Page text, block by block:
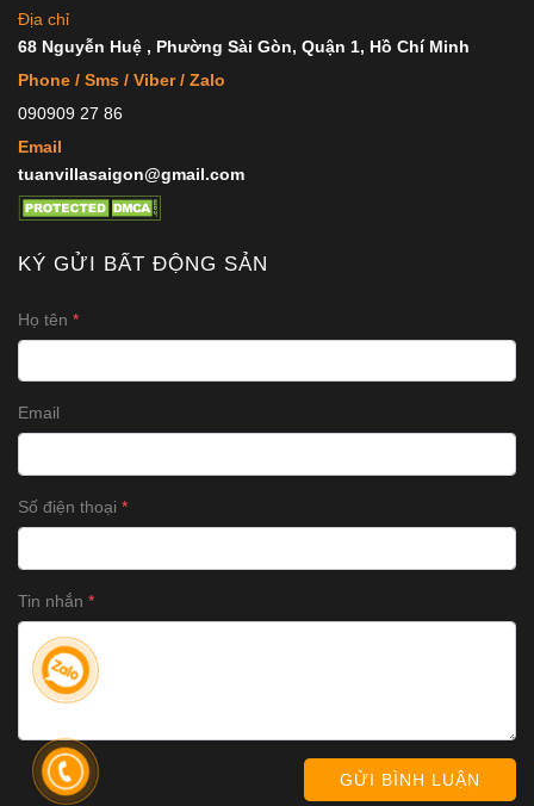
Địa chỉ
68 Nguyễn Huệ , Phường Sài Gòn, Quận 1, Hồ Chí Minh
Phone / Sms / Viber / Zalo
090909 27 86
Email
tuanvillasaigon@gmail.com
KÝ GỬI BẤT ĐỘNG SẢN
Họ tên
Email
Số điện thoại
Tin nhắn
GỬI BÌNH LUẬN